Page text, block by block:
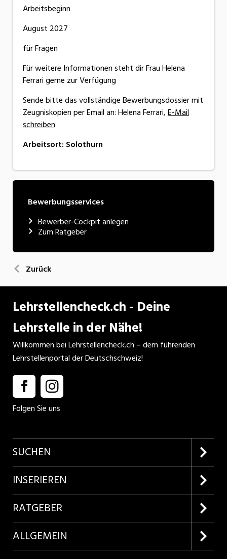
Arbeitsbeginn
August 2027
für Fragen
Für weitere Informationen steht dir Frau Helena
Ferrari gerne zur Verfügung
Sende bitte das vollständige Bewerbungsdossier mit
Zeugniskopien per Email an: Helena Ferrari,E-Mail
schreiben
Arbeitsort: Solothurn
Bewerbungsservices
Bewerber-Cockpit anlegen
Zum Ratgeber
Zurück
Lehrstellencheck.ch - Deine
Lehrstelle in der Nähe!
Willkommen bei Lehrstellencheck.ch – dem führenden
Lehrstellenportal der Deutschschweiz!
Folgen Sie uns
SUCHEN
Firmenprofile entdecken
Lehrstellen suchen
INSERIEREN
Kundenlogin
Inserieren
Produkte
RATGEBER
Lehrberufe entdecken
ALLGEMEIN